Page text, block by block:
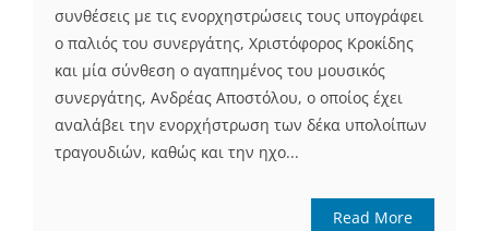
συνθέσεις με τις ενορχηστρώσεις τους υπογράφει
ο παλιός του συνεργάτης, Χριστόφορος Κροκίδης
και μία σύνθεση ο αγαπημένος του μουσικός
συνεργάτης, Ανδρέας Αποστόλου, ο οποίος έχει
αναλάβει την ενορχήστρωση των δέκα υπολοίπων
τραγουδιών, καθώς και την ηχο...
Read More